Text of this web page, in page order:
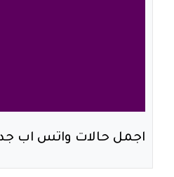
اجمل حالات واتس اب